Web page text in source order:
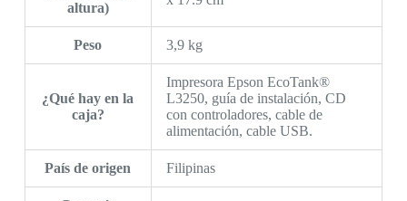
altura)
Peso 3,9 kg
¿Qué hay en la
caja?
Impresora Epson EcoTank®
L3250, guía de instalación, CD
con controladores, cable de
alimentación, cable USB.
País de origen Filipinas